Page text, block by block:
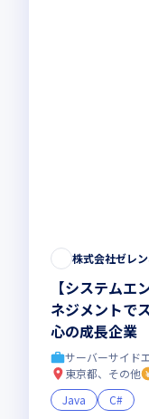
株式会社ゼレ
【システム
ネジメントで
心の成長企業
サーバーサイド
東京都、その他
Java
C#